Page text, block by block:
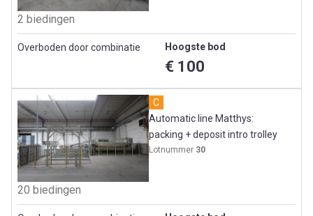
2 biedingen
Overboden door combinatie Hoogste bod
€ 100
C
Automatic line Matthys:
packing + deposit intro trolley
Lotnummer 30
20 biedingen